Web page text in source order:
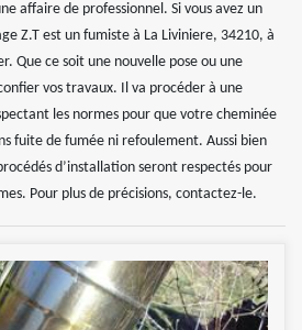
affaire de professionnel. Si vous avez un
Z.T est un fumiste à La Liviniere, 34210, à
Que ce soit une nouvelle pose ou une
vos travaux. Il va procéder à une
les normes pour que votre cheminée
fuite de fumée ni refoulement. Aussi bien
d’installation seront respectés pour
Pour plus de précisions, contactez-le.